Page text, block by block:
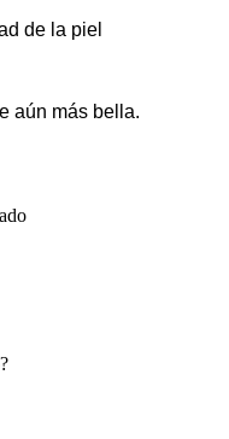
de la piel
aún más bella.